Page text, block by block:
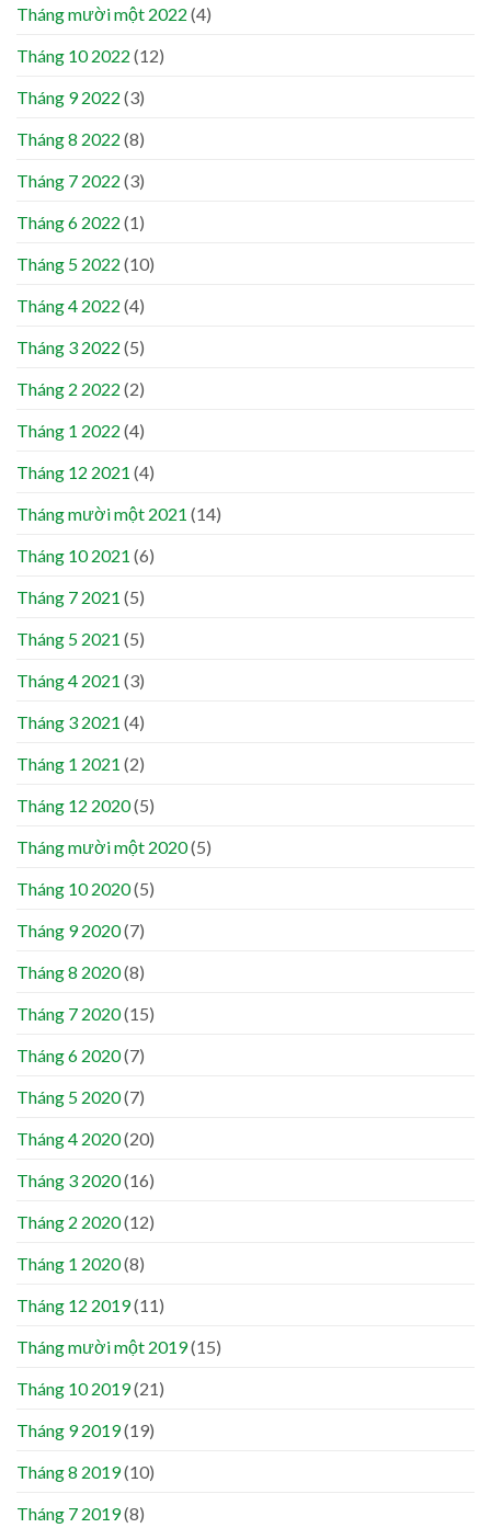
Tháng mười một 2022 (4)
Tháng 10 2022 (12)
Tháng 9 2022 (3)
Tháng 8 2022 (8)
Tháng 7 2022 (3)
Tháng 6 2022 (1)
Tháng 5 2022 (10)
Tháng 4 2022 (4)
Tháng 3 2022 (5)
Tháng 2 2022 (2)
Tháng 1 2022 (4)
Tháng 12 2021 (4)
Tháng mười một 2021 (14)
Tháng 10 2021 (6)
Tháng 7 2021 (5)
Tháng 5 2021 (5)
Tháng 4 2021 (3)
Tháng 3 2021 (4)
Tháng 1 2021 (2)
Tháng 12 2020(5)
Tháng mười một 2020(5)
Tháng 10 2020(5)
Tháng 9 2020(7)
Tháng 8 2020(8)
Tháng 7 2020(15)
Tháng 6 2020(7)
Tháng 5 2020(7)
Tháng 4 2020(20)
Tháng 3 2020(16)
Tháng 2 2020(12)
Tháng 1 2020(8)
Tháng 12 2019(11)
Tháng mười một 2019(15)
Tháng 10 2019(21)
Tháng 9 2019(19)
Tháng 8 2019(10)
Tháng 7 2019(8)